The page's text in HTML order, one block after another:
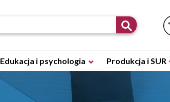
Edukacja i psychologia Produkcja i SUR